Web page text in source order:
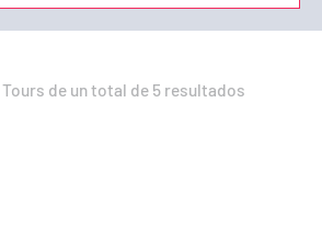
de un total de 5 resultados